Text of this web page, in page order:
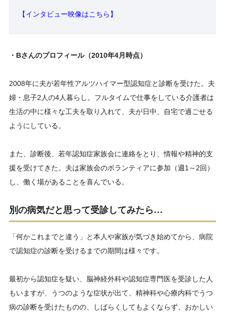
【インタビュー映像はこちら】
・Bさんのプロフィール（2010年4月時点）
2008年に夫が若年性アルツハイマー型認知症と診断を受けた。夫
婦・息子2人の4人暮らし。フルタイムで仕事をしている介護者は
生活の中に様々な工夫を取り入れて、夫が日中、自宅で過ごせる
ようにしている。
また、診断後、若年認知症家族会に連絡をとり、情報や精神的支
援を受けてきた。夫は家族会のボランティアに参加（週1～2回）
し、働く場があることを喜んでいる。
別の病気だと思って受診してみたら…
「何かこれまでと違う」と本人や家族が気づき始めてから、病院
で認知症の診断を受けるまでの期間は様々です。
最初から認知症を疑い、脳神経外科や認知症専門医を受診した人
もいますが、うつのような症状が出て、精神科や心療内科でうつ
病の診断を受けたものの、しばらくしてもよくならず、おかしい